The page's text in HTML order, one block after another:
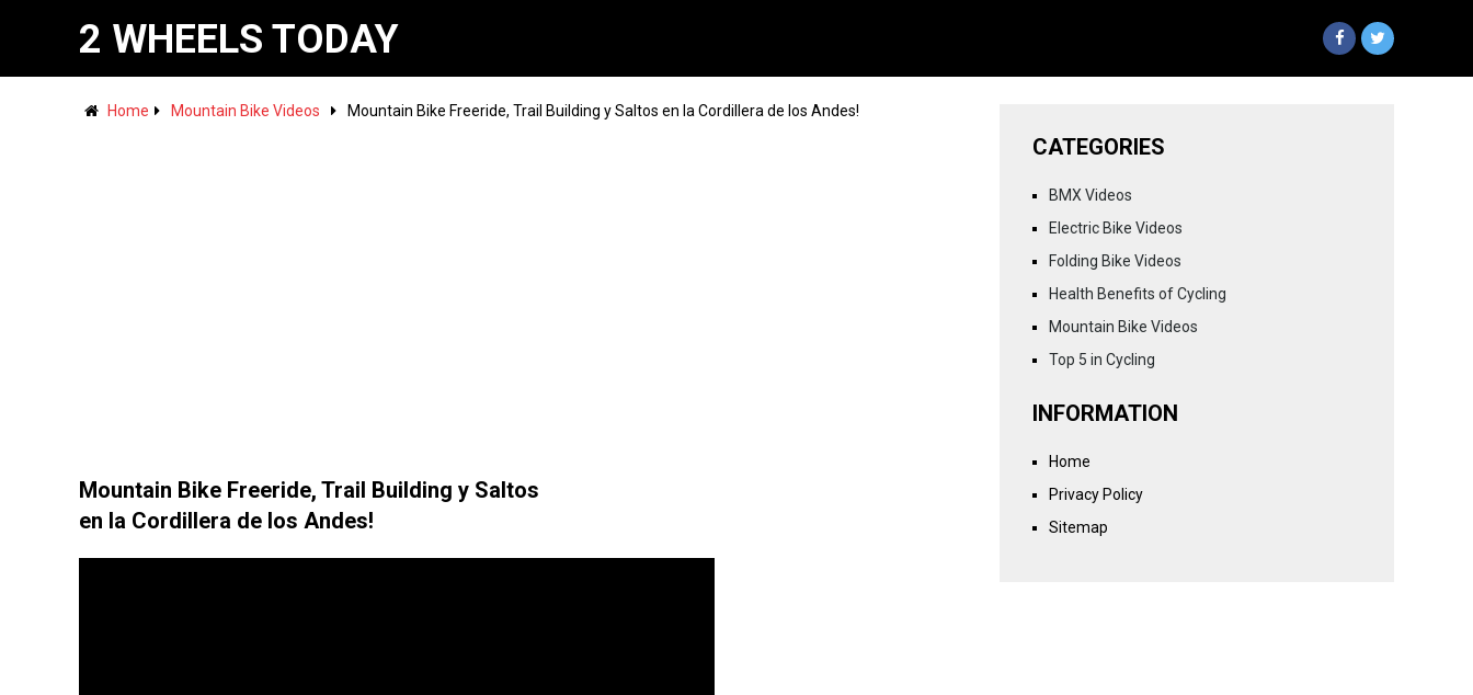
2 WHEELS TODAY
Home Mountain Bike Videos Mountain Bike Freeride, Trail Building y Saltos en la Cordillera de los Andes!
Mountain Bike Freeride, Trail Building y Saltos
en la Cordillera de los Andes!
CATEGORIES
BMX Videos
Electric Bike Videos
Folding Bike Videos
Health Benefits of Cycling
Mountain Bike Videos
Top 5 in Cycling
INFORMATION
Home
Privacy Policy
Sitemap